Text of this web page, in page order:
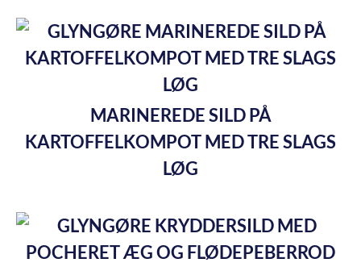
MARINEREDE SILD PÅ
KARTOFFELKOMPOT MED TRE SLAGS
LØG